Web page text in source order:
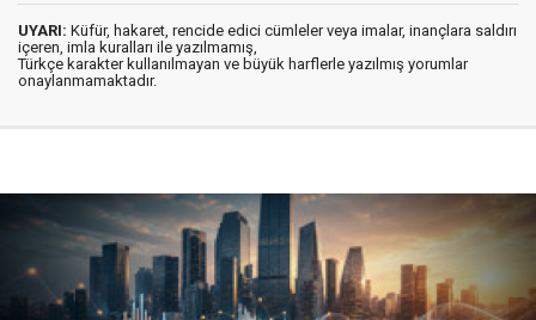
UYARI: Küfür, hakaret, rencide edici cümleler veya imalar, inançlara saldırı
içeren, imla kuralları ile yazılmamış,
Türkçe karakter kullanılmayan ve büyük harflerle yazılmış yorumlar
onaylanmamaktadır.